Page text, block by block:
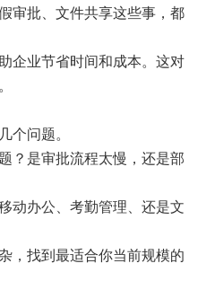
审批、文件共享这些事，都
企业节省时间和成本。这对
个问题。
？是审批流程太慢，还是部
动办公、考勤管理、还是文
，找到最适合你当前规模的